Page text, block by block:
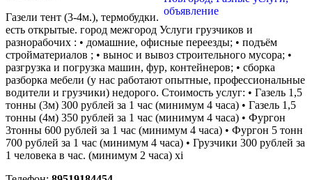
Газели тент (3-4м.), термобудки.
есть открытые. город межгород Услуги грузчиков и
разнорабочих : • домашние, офисные переезды; • подъём
стройматериалов ; • вынос и вывоз строительного мусора; •
разгрузка и погрузка машин, фур, контейнеров; • сборка
разборка мебели (у нас работают опытные, профессиональные
водители и грузчики) недорого. Стоимость услуг: • Газель 1,5
тонны (3м) 300 рублей за 1 час (минимум 4 часа) • Газель 1,5
тонны (4м) 350 рублей за 1 час (минимум 4 часа) • Фургон
3тонны 600 рублей за 1 час (минимум 4 часа) • Фургон 5 тонн
700 рублей за 1 час (минимум 4 часа) • Грузчики 300 рублей за
1 человека в час. (минимум 2 часа) xi